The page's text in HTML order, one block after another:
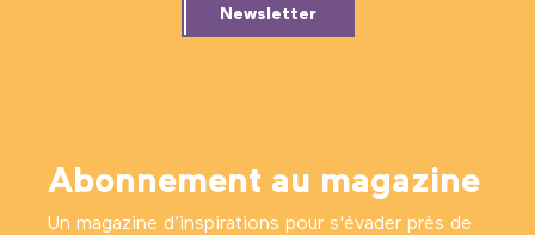
Newsletter
Abonnement au magazine
Un magazine d’inspirations pour s'évader près de